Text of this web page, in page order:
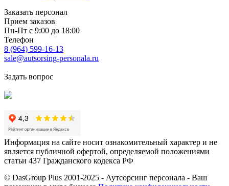
Заказать персонал
Прием заказов
Пн-Пт с 9:00 до 18:00
Телефон
8 (964) 599-16-13
sale@autsorsing-personala.ru
Задать вопрос
Информация на сайте носит ознакомительный характер и не
является публичной офертой, определяемой положениями
статьи 437 Гражданского кодекса РФ
© DasGroup Plus 2001-2025 - Аутсорсинг персонала - Ваш